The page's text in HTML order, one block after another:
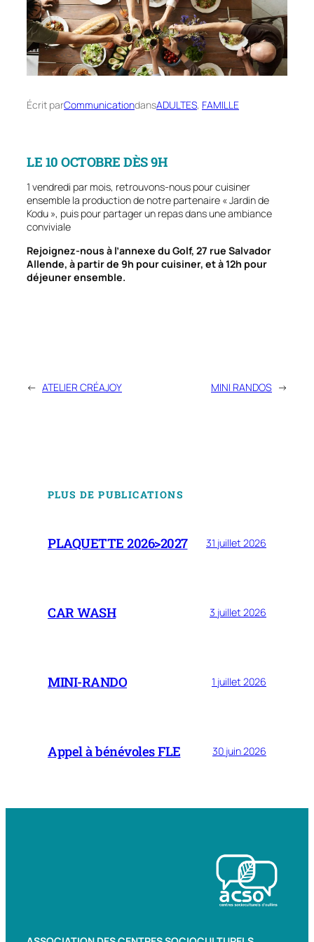
Écrit parCommunicationdansADULTES, FAMILLE
LE 10 OCTOBRE DÈS 9H
1 vendredi par mois, retrouvons-nous pour cuisiner
ensemble la production de notre partenaire « Jardin de
Kodu », puis pour partager un repas dans une ambiance
conviviale
Rejoignez-nous à l’annexe du Golf, 27 rue Salvador
Allende, à partir de 9h pour cuisiner, et à 12h pour
déjeuner ensemble.
← ATELIER CRÉAJOY MINI RANDOS →
PLUS DE PUBLICATIONS
PLAQUETTE 2026>2027 31 juillet 2026
CAR WASH 3 juillet 2026
MINI-RANDO 1 juillet 2026
Appel à bénévoles FLE 30 juin 2026